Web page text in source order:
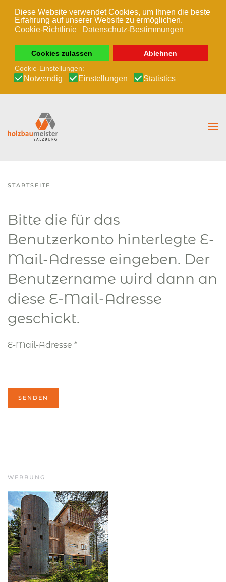
Diese Website verwendet Cookies, um Ihnen die beste
Erfahrung auf unserer Website zu ermöglichen.
Cookie-Richtlinie
Datenschutz-Bestimmungen
Cookies zulassen
Ablehnen
Cookie-Einstellungen:
Notwendig Einstellungen Statistics
Zum Hauptinhalt springen
STARTSEITE
Bitte die für das
Benutzerkonto hinterlegte E-
Mail-Adresse eingeben. Der
Benutzername wird dann an
diese E-Mail-Adresse
geschickt.
E-Mail-Adresse *
SENDEN
WERBUNG